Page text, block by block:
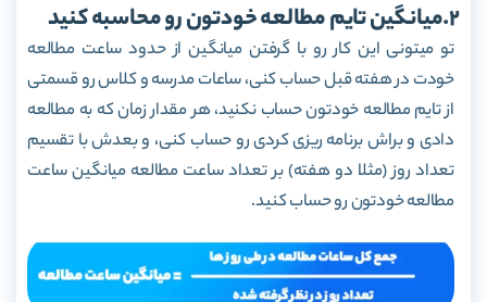
2.میانگین تایم مطالعه خودتون رو محاسبه کنید
تو می­تونی این کار رو با گرفتن میانگین از حدود ساعت مطالعه
خودت در هفته قبل حساب کنی، ساعات مدرسه و کلاس رو قسمتی
از تایم مطالعه خودتون حساب نکنید، هر مقدار زمان که به مطالعه
دادی و براش برنامه ریزی کردی رو حساب کنی، و بعدش با تقسیم
تعداد روز (مثلا دو هفته) بر تعداد ساعت مطالعه میانگین ساعت
مطالعه خودتون رو حساب کنید.